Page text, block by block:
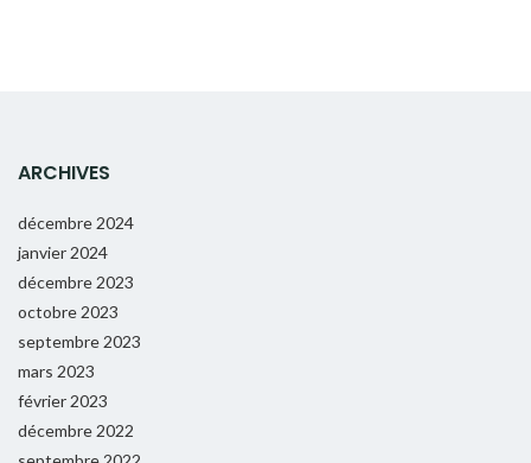
ARCHIVES
décembre 2024
janvier 2024
décembre 2023
octobre 2023
septembre 2023
mars 2023
février 2023
décembre 2022